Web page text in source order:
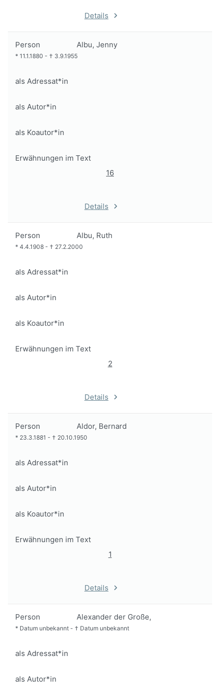
Details
Person Albu, Jenny
* 11.1.1880 - † 3.9.1955
als Adressat*in
als Autor*in
als Koautor*in
Erwähnungen im Text
16
Details
Person Albu, Ruth
* 4.4.1908 - † 27.2.2000
als Adressat*in
als Autor*in
als Koautor*in
Erwähnungen im Text
2
Details
Person Aldor, Bernard
* 23.3.1881 - † 20.10.1950
als Adressat*in
als Autor*in
als Koautor*in
Erwähnungen im Text
1
Details
Person Alexander der Große,
* Datum unbekannt - † Datum unbekannt
als Adressat*in
als Autor*in